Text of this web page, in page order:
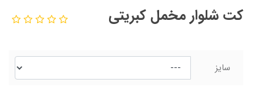
کت شلوار مخمل کبریتی
سایز